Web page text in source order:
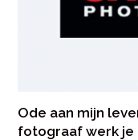
Ode aan mijn
fotograaf werk je